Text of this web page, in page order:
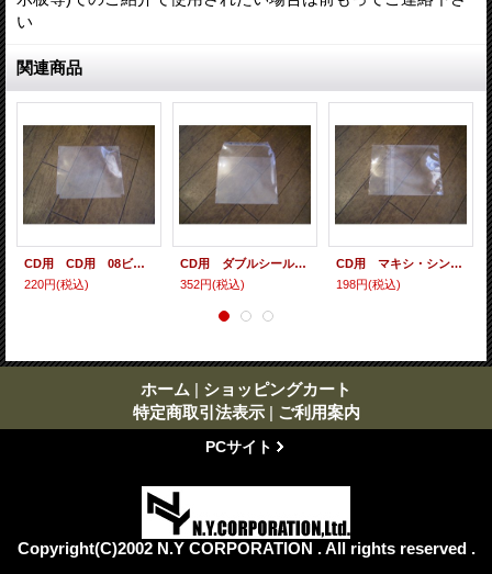
い
関連商品
CD用 CD用 08ビニール（各種サイズ） 10枚セット
220円(税込)
CD用 ダブルシールド（タテ入れ/ フタのり / サイドカット） 10枚セット
352円(税込)
CD用 マキシ・シングル・シールド（ヨコ入れ/裏のり） 10枚セット
198円(税込)
ホーム | ショッピングカート
特定商取引法表示 | ご利用案内
PCサイト
Copyright(C)2002 N.Y CORPORATION . All rights reserved .